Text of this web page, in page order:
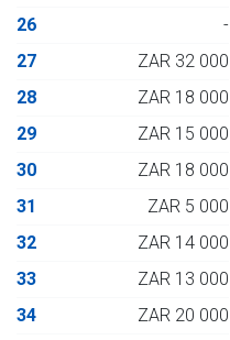
26
-
27
ZAR 32 000
28
ZAR 18 000
29
ZAR 15 000
30
ZAR 18 000
31
ZAR 5 000
32
ZAR 14 000
33
ZAR 13 000
34
ZAR 20 000